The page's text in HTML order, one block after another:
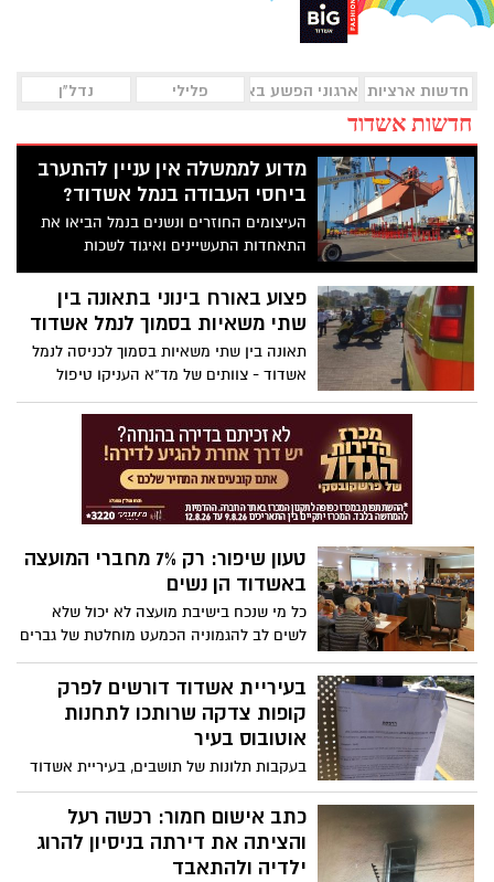
חדשות ארציות ארגוני הפשע באשדודפלילי נדל"ן
חדשות אשדוד
מדוע לממשלה אין עניין להתערב
ביחסי העבודה בנמל אשדוד?
העיצומים החוזרים ונשנים בנמל הביאו את
התאחדות התעשיינים ואיגוד לשכות
המסחר לשגר מכתב בהול לשר התחבורה
ישראל כץ, בדרישה שיתערב מיידית לפתרון
סכסוך העבודה שגורם להפסד של מיליוני
שקלים, חברות ספנות מטילות "היטלי
צפיפות" על נמל אשדוד בשל השירות האיטי
והתפוקות הנמוכות שנגרמים בשל העיצומים.
אז מדוע הממשלה שותקת?
פצוע באורח בינוני בתאונה בין
שתי משאיות בסמוך לנמל אשדוד
תאונה בין שתי משאיות בסמוך לכניסה לנמל
אשדוד - צוותים של מד"א העניקו טיפול
רפואי ראשוני לנהג אחת המשאיות, שנפצע
ונחבל בבטנו. לאחר טיפול ראשוני במקום,
הפצוע פונה במצב בינוני לבית החולים
אסותא באשדוד להמשך טיפול. נסיבות
התאונה בבדיקה, ועומסי תנועה נרשמים
במקום
טעון שיפור: רק 7% מחברי המועצה
באשדוד הן נשים
כל מי שנכח בישיבת מועצה לא יכול שלא
לשים לב להגמוניה הכמעט מוחלטת של גברים
באולם. רק 7% מחברי מועצת העיר הן נשים.
מנתונים שפורסמו הבוקר בדה מרקר עולה
שהייצוג הנשי במועצת העיר אשדוד הוא
מהנמוכים ביותר מבין עשר הערים הגדולות
בישראל
בעיריית אשדוד דורשים לפרק
קופות צדקה שרותכו לתחנות
אוטובוס בעיר
בעקבות תלונות של תושבים, בעיריית אשדוד
הדביקו על קופות צדקה שרותכו לתחנות
אוטובוס דרישה לפרק אותן. הדרישה היא
ימים
כתב אישום חמור: רכשה רעל
והציתה את דירתה בניסיון להרוג
ילדיה ולהתאבד